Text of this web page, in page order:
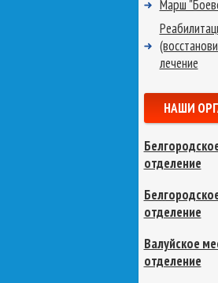
Марш
лечение
НАШИ
отделение
отделение
Валуйское
отделение